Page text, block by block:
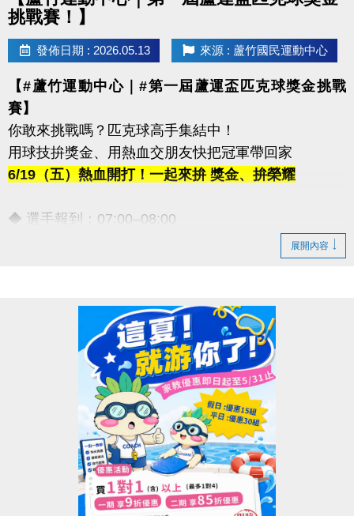
挑戰賽！】
發佈日期 : 2026.05.13 來源 : 蘆竹國民運動中心
【#蘆竹運動中心｜#第一屆蘆運盃匹克球獎金挑戰
賽】
你敢來挑戰嗎？匹克球高手集結中！
用球技拚獎金、用熱血交朋友快把冠軍帶回家
6/19（五）熱血開打！一起來拚 獎金、拚榮耀
◆ 選手報到：07:00–08:00
◆ 第一名｜5,000元
◆ 第二名｜3,000元
◆ 第三名｜2,000元
◆ 報名截止｜即日起至 6/12（五）21:30止
◆ 報名方式：1F 櫃台臨櫃報名
◆ 保證金：$100／隊
※報名請攜帶身分證影本或戶口名簿
展開內容